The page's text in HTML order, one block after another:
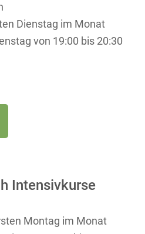
Dienstag im Monat
von 19:00 bis 20:30
Intensivkurse
Montag im Monat